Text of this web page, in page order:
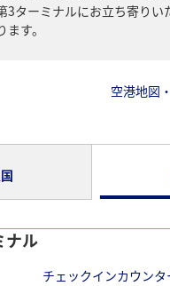
3ターミナルにお立ち寄りい
す。
空港地図
ナル
ナル
チェックインカウン